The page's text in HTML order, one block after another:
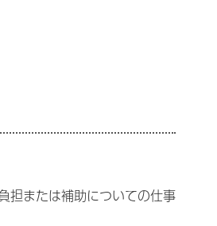
担または補助についての仕事